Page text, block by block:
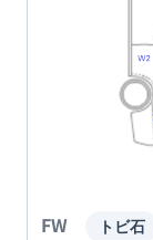
FW トビ石